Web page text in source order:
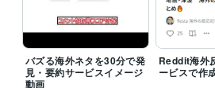
バズる海外ネタを30分で発
見・要約サービスイメージ
動画
Reddit海外
ービスで作